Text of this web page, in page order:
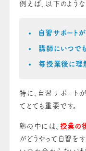
例えば、以下のような
自習サポート
講師にいつで
毎授業後に理
特に、自習サポート
てとても重要です。
塾の中には、 授業の
がどうやって自習を